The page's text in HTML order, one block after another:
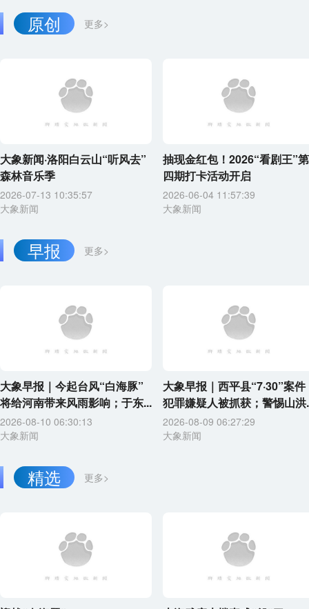
更多>
原创
大象新闻·洛阳白云山“听风去”
森林音乐季
2026-07-13 10:35:57
大象新闻
抽现金红包！2026“看剧王”第
四期打卡活动开启
2026-06-04 11:57:39
大象新闻
更多>
早报
大象早报｜今起台风“白海豚”
将给河南带来风雨影响；于东...
2026-08-10 06:30:13
大象新闻
大象早报｜西平县“7·30”案件
犯罪嫌疑人被抓获；警惕山洪
2026-08-09 06:27:29
大象新闻
更多>
精选